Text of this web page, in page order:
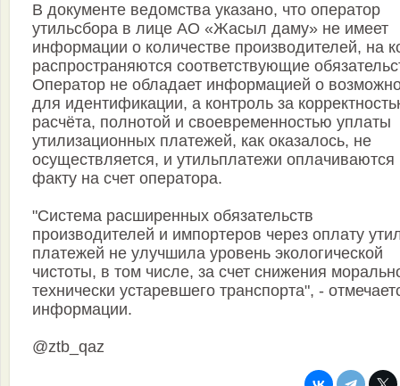
В документе ведомства указано, что оператор
утильсбора в лице АО «Жасыл даму» не имеет
информации о количестве производителей, на
распространяются соответствующие
Оператор не обладает информацией о
для идентификации, а контроль за
расчёта, полнотой и своевременностью уплаты
утилизационных платежей, как оказалось, не
осуществляется, и утильплатежи оплачиваются
факту на счет оператора.
"Система расширенных обязательств
производителей и импортеров через оплату
платежей не улучшила уровень экологической
чистоты, в том числе, за счет снижения
технически устаревшего транспорта", -
информации.
@ztb_qaz